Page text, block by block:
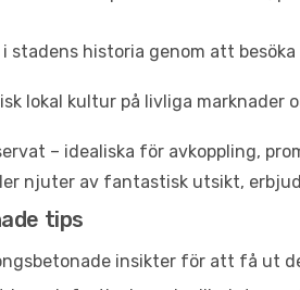
i stadens historia genom att
lokal kultur på livliga marknader
– idealiska för avkoppling,
njuter av fantastisk utsikt,
tips
insikter för att få ut